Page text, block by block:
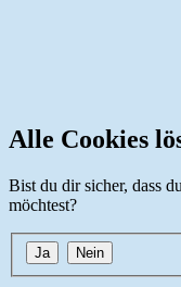
Alle Cookies
Bist du dir sicher, dass
möchtest?